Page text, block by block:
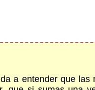
a entender que las